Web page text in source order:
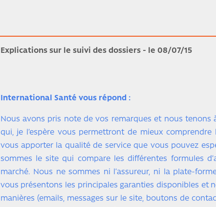
Explications sur le suivi des dossiers - le 08/07/15
International Santé vous répond :
Nous avons pris note de vos remarques et nous tenons
qui, je l’espère vous permettront de mieux
vous apporter la qualité de service que vous pouvez
sommes le site qui compare les différentes formules
marché. Nous ne sommes ni l’assureur, ni la plate-
vous présentons les principales garanties disponibles et
manières (emails, messages sur le site, boutons de